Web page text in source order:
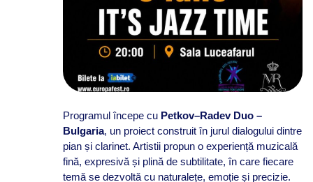
Programul începe cu Petkov–Radev Duo –
Bulgaria, un proiect construit în jurul dialogului dintre
pian și clarinet. Artistii propun o experiență muzicală
fină, expresivă și plină de subtilitate, în care fiecare
temă se dezvoltă cu naturalețe, emoție și precizie.